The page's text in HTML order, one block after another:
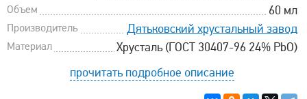
Объем 60 мл
Производитель Дятьковский хрустальный завод
Материал
Хрусталь (ГОСТ 30407-96 24% PbO)
прочитать подробное описание